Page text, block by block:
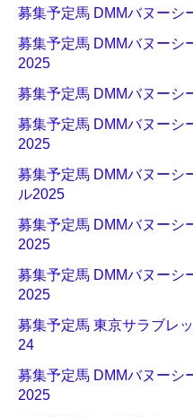
募集予定馬 DMMバヌーシ
募集予定馬 DMMバヌーシ
2025
募集予定馬 DMMバヌーシ
募集予定馬 DMMバヌーシ
2025
募集予定馬 DMMバヌーシ
ル2025
募集予定馬 DMMバヌーシ
2025
募集予定馬 DMMバヌーシ
2025
募集予定馬 東京サラブレ
24
募集予定馬 DMMバヌーシ
2025